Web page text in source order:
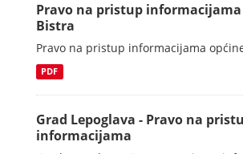
Pravo na pristup
Bistra
Pravo na pristup informacijama
PDF
Grad Lepoglava - Pravo na
informacijama